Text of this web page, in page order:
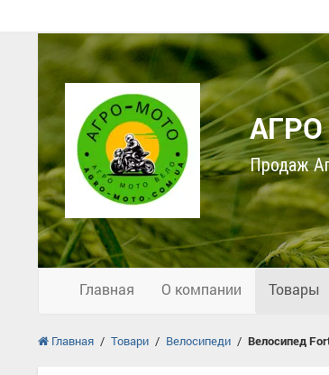
Продаж
Главная О компании Товары
Главная / Товари / Велосипеди / Велосипед